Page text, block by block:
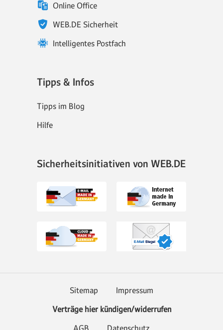
Online Office
WEB.DE Sicherheit
Intelligentes Postfach
Tipps & Infos
Tipps im Blog
Hilfe
Sicherheitsinitiativen von WEB.DE
Sitemap
Impressum
Verträge hier kündigen/widerrufen